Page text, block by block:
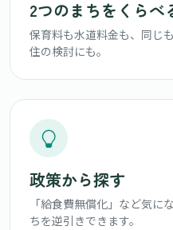
2つのまちをくらべ
保育料も水道料金も、同じ
住の検討にも。
政策から探す
「給食費無償化」など気に
ちを逆引きできます。